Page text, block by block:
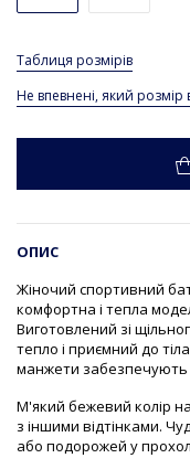
Таблиця розмірів
Не впевнені, який розмір
ОПИС
Жіночий спортивний
комфортна і тепла
Виготовлений зі
тепло і приємний до
манжети забезпечують
М'який бежевий колір
з іншими відтінками.
або подорожей у